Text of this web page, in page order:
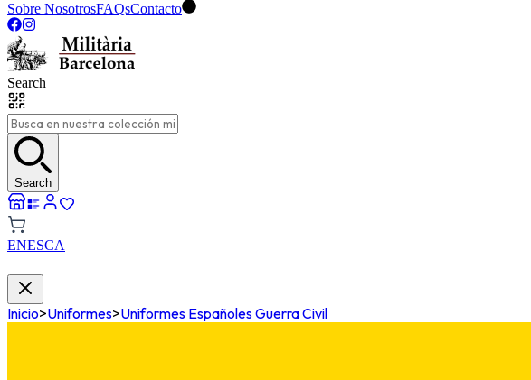
Sobre NosotrosFAQsContacto
Search
Search
ENESCA
Inicio>Uniformes>Uniformes Españoles Guerra Civil